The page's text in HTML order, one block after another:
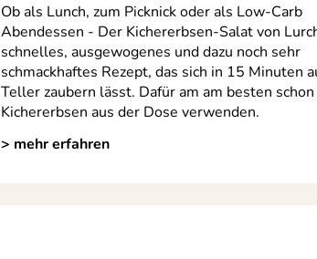
Ob als Lunch, zum Picknick oder als Low-Carb
Abendessen - Der Kichererbsen-Salat von
schnelles, ausgewogenes und dazu noch sehr
schmackhaftes Rezept, das sich in 15 Minuten
Teller zaubern lässt. Dafür am am besten
Kichererbsen aus der Dose verwenden.
> mehr erfahren